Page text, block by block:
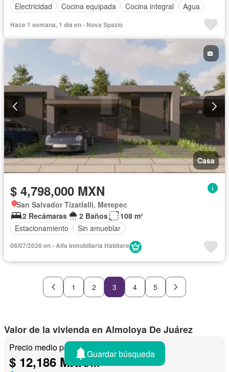
Electricidad
Cocina equipada Cocina integral Agua
Hace 1 semana, 1 día en - Nova Spazio
Casa
$ 4,798,000 MXN
San Salvador Tizatlalli, Metepec
2 Recámaras
2 Baños
108 m²
Estacionamiento
Sin amueblar
08/07/2026 en - Alfa Inmobiliaria Habitare
1 2 3 4 5
Valor de la vivienda en Almoloya De Juárez
Precio medio por m²
$ 12,186 MXN/m²
Guardar búsqueda